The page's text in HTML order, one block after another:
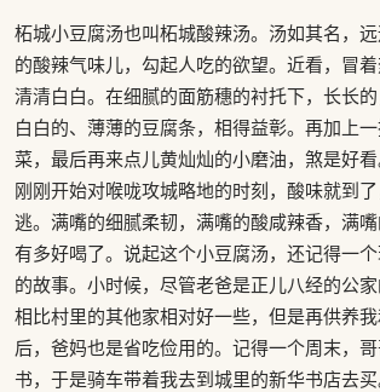
柘城小豆腐汤也叫柘城酸辣汤。汤如其名，
的酸辣气味儿，勾起人吃的欲望。近看，冒着
清清白白。在细腻的面筋穗的衬托下，长长的
白白的、薄薄的豆腐条，相得益彰。再加上
菜，最后再来点儿黄灿灿的小磨油，煞是好
刚刚开始对喉咙攻城略地的时刻，酸味就到
逃。满嘴的细腻柔韧，满嘴的酸咸辣香，满
有多好喝了。说起这个小豆腐汤，还记得一
的故事。小时候，尽管老爸是正儿八经的公
相比村里的其他家相对好一些，但是再供养
后，爸妈也是省吃俭用的。记得一个周末，
书，于是骑车带着我去到城里的新华书店去